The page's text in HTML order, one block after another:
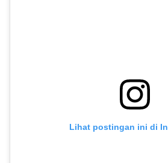
Lihat postingan ini di